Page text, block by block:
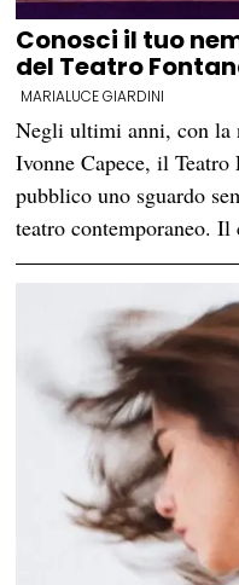
Conosci il tuo
del Teatro
MARIALUCE GIARDINI
Negli ultimi anni, con la
Ivonne Capece, il
pubblico uno sguardo
teatro contemporaneo.